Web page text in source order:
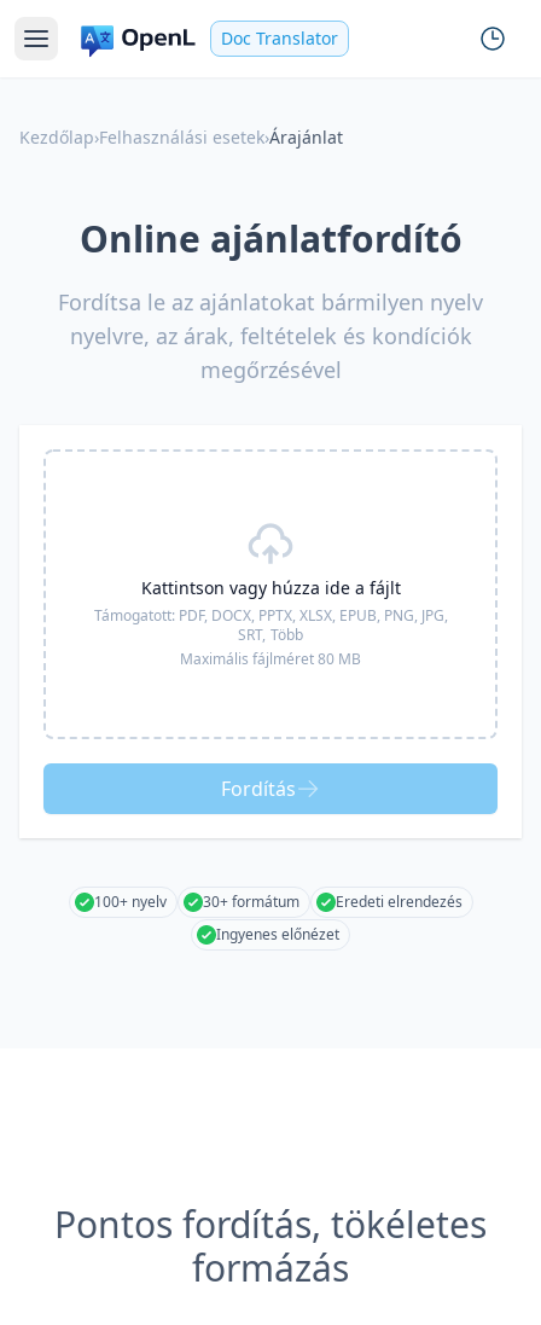
Doc Translator
Kezdőlap›Felhasználási esetek›Árajánlat
Online ajánlatfordító
Fordítsa le az ajánlatokat bármilyen nyelv
nyelvre, az árak, feltételek és kondíciók
megőrzésével
Kattintson vagy húzza ide a fájlt
Támogatott: PDF, DOCX, PPTX, XLSX, EPUB, PNG, JPG,
SRT, Több
Maximális fájlméret 80 MB
Fordítás
100+ nyelv 30+ formátum
Eredeti elrendezés
Ingyenes előnézet
Pontos fordítás, tökéletes
formázás